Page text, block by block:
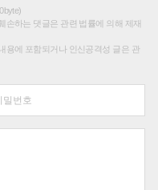
손하는 댓글은 관련 법률에 의해 제재
용에 포함되거나 인신공격성 글은 관